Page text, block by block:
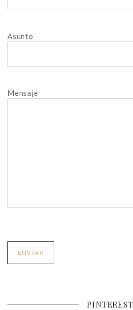
Asunto
Mensaje
PINTEREST